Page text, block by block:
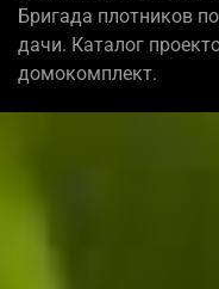
Бригада плотников
дачи. Каталог
домокомплект.